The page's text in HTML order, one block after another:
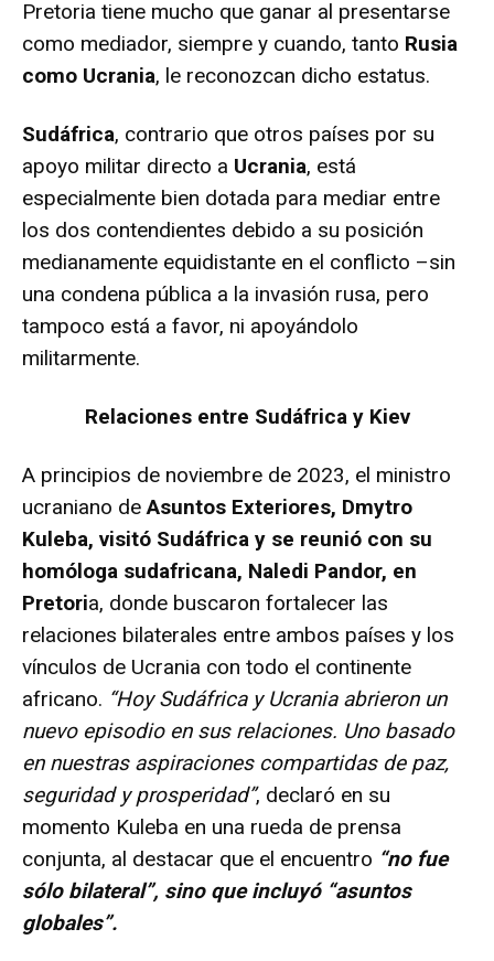
Pretoria tiene mucho que ganar al presentarse
como mediador, siempre y cuando, tanto Rusia
como Ucrania, le reconozcan dicho estatus.
Sudáfrica, contrario que otros países por su
apoyo militar directo a Ucrania, está
especialmente bien dotada para mediar entre
los dos contendientes debido a su posición
medianamente equidistante en el conflicto –sin
una condena pública a la invasión rusa, pero
tampoco está a favor, ni apoyándolo
militarmente.
Relaciones entre Sudáfrica y Kiev
A principios de noviembre de 2023, el ministro
ucraniano deAsuntos Exteriores, Dmytro
Kuleba, visitó Sudáfrica y se reunió con su
homóloga sudafricana, Naledi Pandor, en
Pretoria, donde buscaron fortalecer las
relaciones bilaterales entre ambos países y los
vínculos de Ucrania con todo el continente
africano. “Hoy Sudáfrica y Ucrania abrieron un
nuevo episodio en sus relaciones. Uno basado
en nuestras aspiraciones compartidas de paz,
seguridad y prosperidad”, declaró en su
momento Kuleba en una rueda de prensa
conjunta, al destacar que el encuentro “no fue
sólo bilateral”, sino que incluyó “asuntos
globales”.